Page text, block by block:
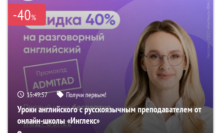
-40%
15:49:56 Получи первым!
Уроки английского с русскоязычным преподавателем от
онлайн-школы «Инглекс»